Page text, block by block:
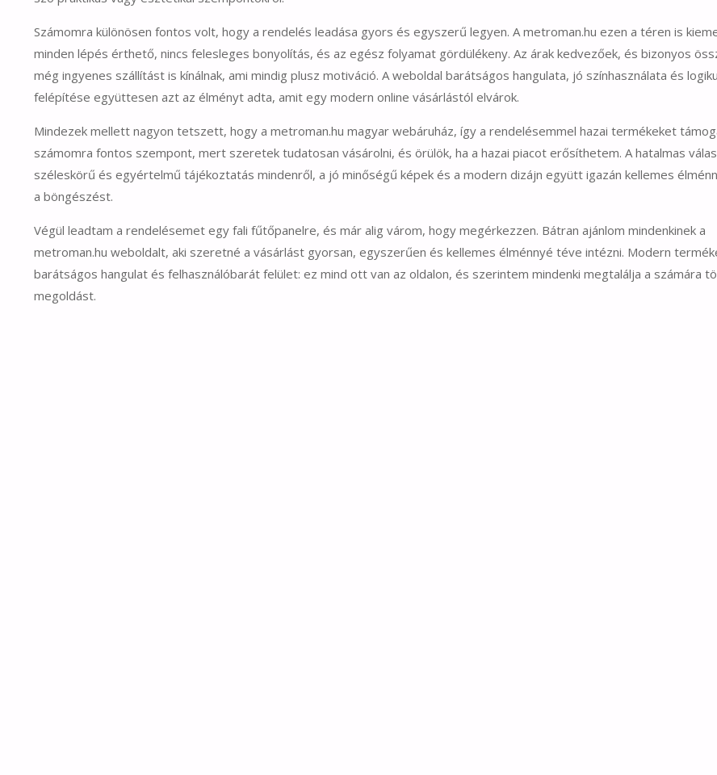
Számomra különösen fontos volt, hogy a rendelés leadása gyors és egyszerű legyen. A metroman.hu ezen a téren is
minden lépés érthető, nincs felesleges bonyolítás, és az egész folyamat gördülékeny. Az árak kedvezőek, és bizonyos
még ingyenes szállítást is kínálnak, ami mindig plusz motiváció. A weboldal barátságos hangulata, jó színhasználata és
felépítése együttesen azt az élményt adta, amit egy modern online vásárlástól elvárok.
Mindezek mellett nagyon tetszett, hogy a metroman.hu magyar webáruház, így a rendelésemmel hazai termékeket
számomra fontos szempont, mert szeretek tudatosan vásárolni, és örülök, ha a hazai piacot erősíthetem. A hatalmas
széleskörű és egyértelmű tájékoztatás mindenről, a jó minőségű képek és a modern dizájn együtt igazán kellemes
a böngészést.
Végül leadtam a rendelésemet egy fali fűtőpanelre, és már alig várom, hogy megérkezzen. Bátran ajánlom mindenkinek a
metroman.hu weboldalt, aki szeretné a vásárlást gyorsan, egyszerűen és kellemes élménnyé téve intézni. Modern
barátságos hangulat és felhasználóbarát felület: ez mind ott van az oldalon, és szerintem mindenki megtalálja a számára
megoldást.